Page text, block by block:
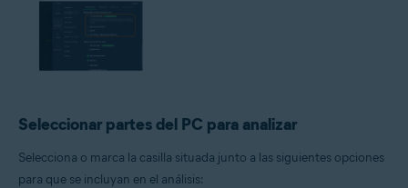
Seleccionar partes del PC para analizar
Selecciona o marca la casilla situada junto a las siguientes opciones
para que se incluyan en el análisis: